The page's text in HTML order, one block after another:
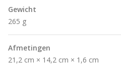
Gewicht
265 g
Afmetingen
21,2 cm × 14,2 cm × 1,6 cm